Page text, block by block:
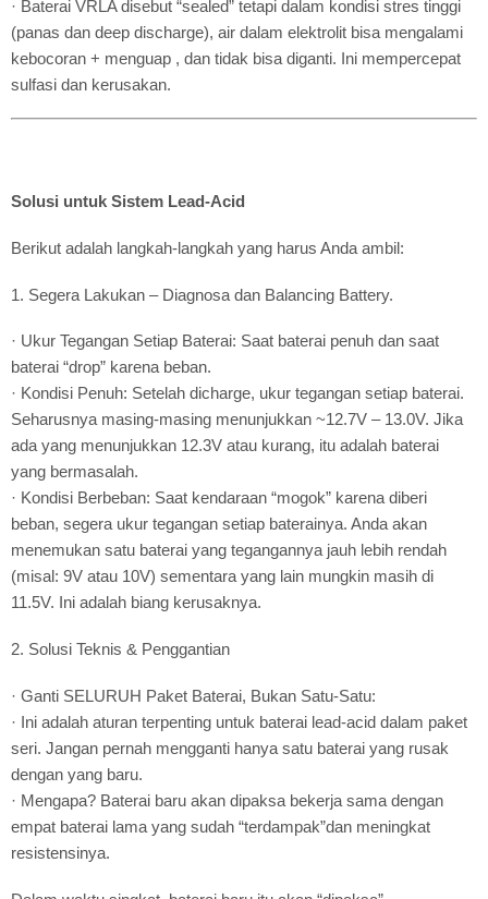
· Baterai VRLA disebut “sealed” tetapi dalam kondisi stres tinggi
(panas dan deep discharge), air dalam elektrolit bisa mengalami
kebocoran + menguap , dan tidak bisa diganti. Ini mempercepat
sulfasi dan kerusakan.
Solusi untuk Sistem Lead-Acid
Berikut adalah langkah-langkah yang harus Anda ambil:
1. Segera Lakukan – Diagnosa dan Balancing Battery.
· Ukur Tegangan Setiap Baterai: Saat baterai penuh dan saat
baterai “drop” karena beban.
· Kondisi Penuh: Setelah dicharge, ukur tegangan setiap baterai.
Seharusnya masing-masing menunjukkan ~12.7V – 13.0V. Jika
ada yang menunjukkan 12.3V atau kurang, itu adalah baterai
yang bermasalah.
· Kondisi Berbeban: Saat kendaraan “mogok” karena diberi
beban, segera ukur tegangan setiap baterainya. Anda akan
menemukan satu baterai yang tegangannya jauh lebih rendah
(misal: 9V atau 10V) sementara yang lain mungkin masih di
11.5V. Ini adalah biang kerusaknya.
2. Solusi Teknis & Penggantian
· Ganti SELURUH Paket Baterai, Bukan Satu-Satu:
· Ini adalah aturan terpenting untuk baterai lead-acid dalam paket
seri. Jangan pernah mengganti hanya satu baterai yang rusak
dengan yang baru.
· Mengapa? Baterai baru akan dipaksa bekerja sama dengan
empat baterai lama yang sudah “terdampak”dan meningkat
resistensinya.